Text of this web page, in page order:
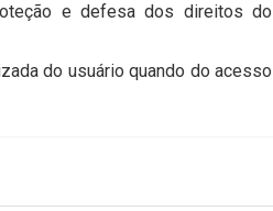
e defesa dos direitos do
do usuário quando do acesso